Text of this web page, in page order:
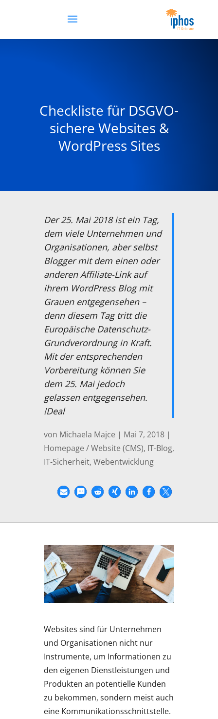
Checkliste für DSGVO-
sichere Websites &
WordPress Sites
Der 25. Mai 2018 ist ein Tag,
dem viele Unternehmen und
Organisationen, aber selbst
Blogger mit dem einen oder
anderen Affiliate-Link auf
ihrem WordPress Blog mit
Grauen entgegensehen –
denn diesem Tag tritt die
Europäische Datenschutz-
Grundverordnung in Kraft.
Mit der entsprechenden
Vorbereitung können Sie
dem 25. Mai jedoch
gelassen entgegensehen.
Deal!
von Michaela Majce | Mai 7, 2018|
Homepage / Website (CMS), IT-Blog,
IT-Sicherheit, Webentwicklung
Websites sind für Unternehmen
und Organisationen nicht nur
Instrumente, um Informationen zu
den eigenen Dienstleistungen und
Produkten an potentielle Kunden
zu bekommen, sondern meist auch
eine Kommunikationsschnittstelle.